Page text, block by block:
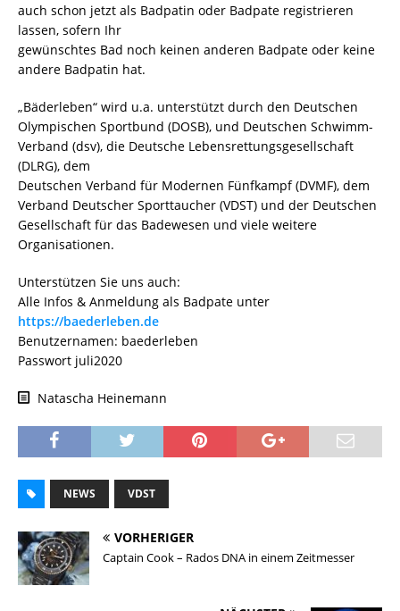
auch schon jetzt als Badpatin oder Badpate registrieren
lassen, sofern Ihr
gewünschtes Bad noch keinen anderen Badpate oder keine
andere Badpatin hat.
„Bäderleben“ wird u.a. unterstützt durch den Deutschen
Olympischen Sportbund (DOSB), und Deutschen Schwimm-
Verband (dsv), die Deutsche Lebensrettungsgesellschaft
(DLRG), dem
Deutschen Verband für Modernen Fünfkampf (DVMF), dem
Verband Deutscher Sporttaucher (VDST) und der Deutschen
Gesellschaft für das Badewesen und viele weitere
Organisationen.
Unterstützen Sie uns auch:
Alle Infos & Anmeldung als Badpate unter
https://baederleben.de
Benutzernamen: baederleben
Passwort juli2020
Natascha Heinemann
NEWS VDST
VORHERIGER
Captain Cook – Rados DNA in einem Zeitmesser